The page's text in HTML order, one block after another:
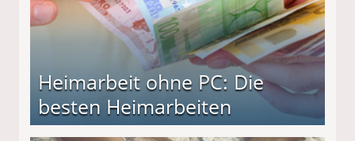
Heimarbeit ohne PC: Die
besten Heimarbeiten